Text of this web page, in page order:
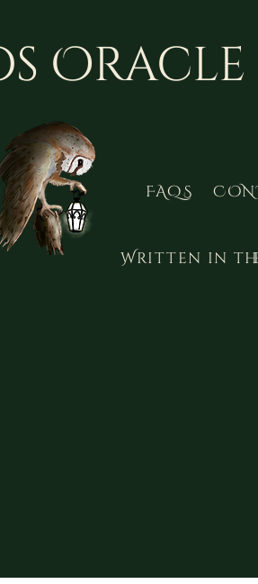
Oracle
FAQS
Written in